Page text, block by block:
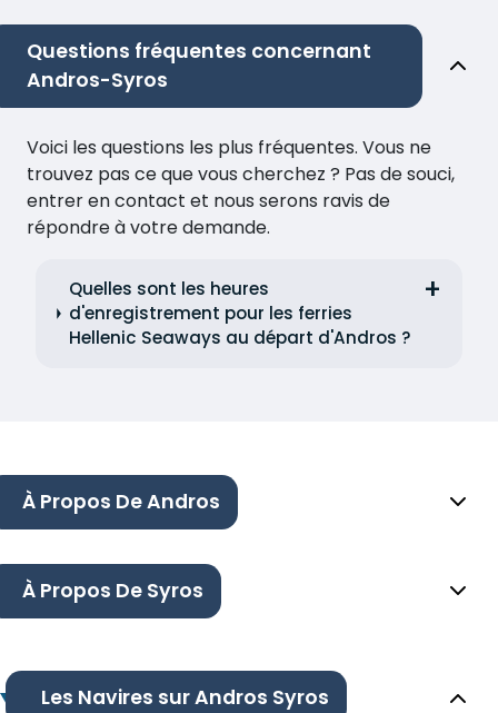
Questions fréquentes concernant
Andros-Syros
Voici les questions les plus fréquentes. Vous ne
trouvez pas ce que vous cherchez ? Pas de souci,
entrer en contact et nous serons ravis de
répondre à votre demande.
Quelles sont les heures
d'enregistrement pour les ferries
Hellenic Seaways au départ d'Andros ?
À Propos De Andros
À Propos De Syros
Les Navires sur Andros Syros